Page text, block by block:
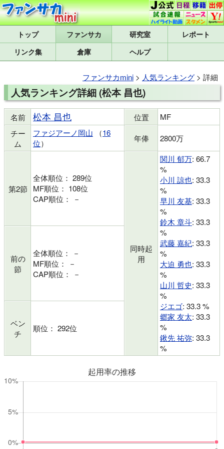
トップ 研究室
レポート
リンク集
倉庫 ヘルプ
ファンサカmini > 人気ランキング > 詳細
人気ランキング詳細 (松本 昌也)
名前 松本 昌也 位置
MF
チー
ム
ファジアーノ岡山 （16
位） 年俸 2800万
第2節
全体順位： 289位
MF順位： 108位
CAP順位： －
同時起
用
関川 郁万: 66.7
%
小川 諒也: 33.3
%
早川 友基: 33.3
%
鈴木 章斗: 33.3
%
武藤 嘉紀: 33.3
%
大迫 勇也: 33.3
%
山川 哲史: 33.3
%
ジエゴ: 33.3 %
郷家 友太: 33.3
%
鍬先 祐弥: 33.3
%
前の
節
全体順位： －
MF順位： －
CAP順位： －
ベン
チ
順位： 292位